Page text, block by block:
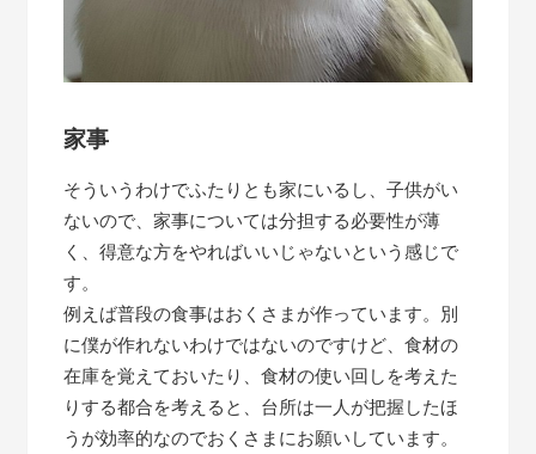
家事
そういうわけでふたりとも家にいるし、子供がい
ないので、家事については分担する必要性が薄
く、得意な方をやればいいじゃないという感じで
す。
例えば普段の食事はおくさまが作っています。別
に僕が作れないわけではないのですけど、食材の
在庫を覚えておいたり、食材の使い回しを考えた
りする都合を考えると、台所は一人が把握したほ
うが効率的なのでおくさまにお願いしています。